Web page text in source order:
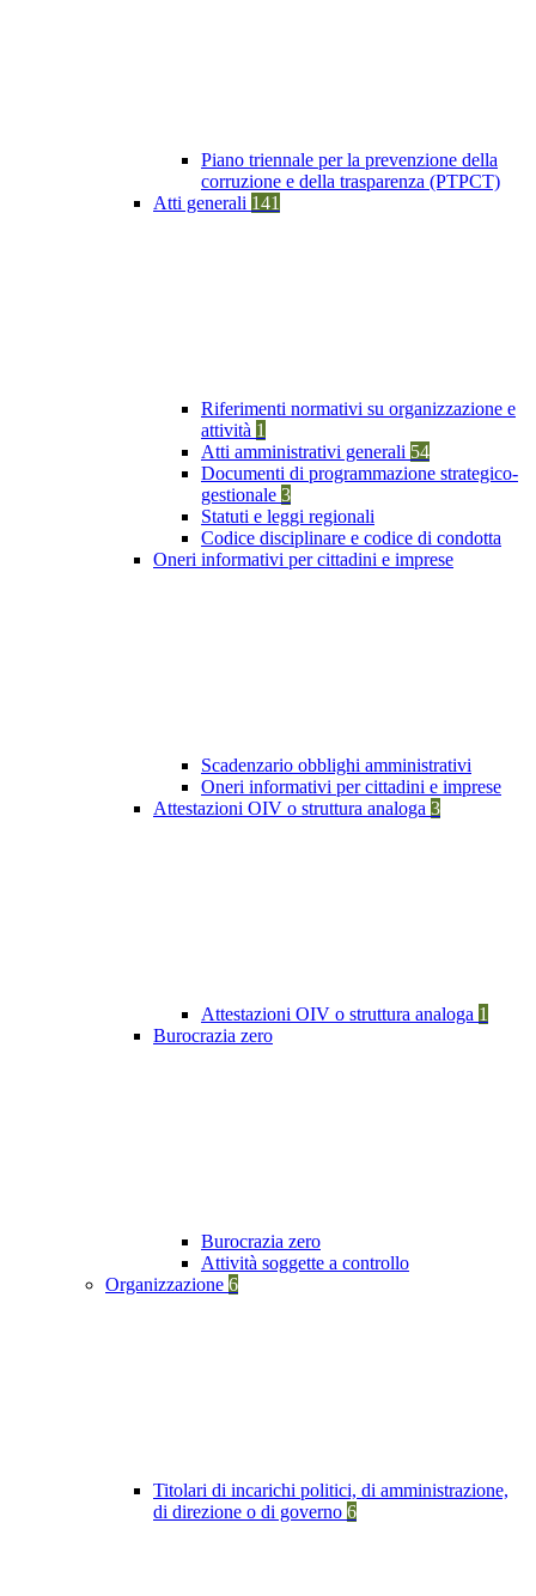
Piano triennale per la prevenzione della
corruzione e della trasparenza (PTPCT)
Atti generali 141
Riferimenti normativi su organizzazione e
attività 1
Atti amministrativi generali 54
Documenti di programmazione strategico-
gestionale 3
Statuti e leggi regionali
Codice disciplinare e codice di condotta
Oneri informativi per cittadini e imprese
Scadenzario obblighi amministrativi
Oneri informativi per cittadini e imprese
Attestazioni OIV o struttura analoga 3
Attestazioni OIV o struttura analoga 1
Burocrazia zero
Burocrazia zero
Attività soggette a controllo
Organizzazione 6
Titolari di incarichi politici, di amministrazione,
di direzione o di governo 6